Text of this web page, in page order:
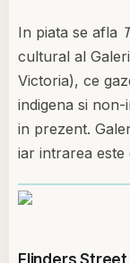
In piata se afla
cultural al
Victoria), ce
indigena si
in prezent.
iar intrarea este
Flinders